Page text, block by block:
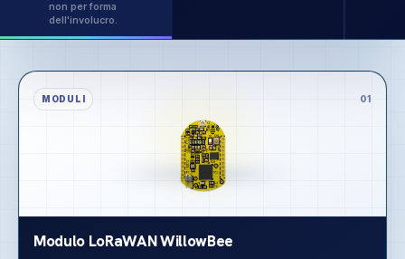
non per forma
dell'involucro.
MODULI 01
Modulo LoRaWAN WillowBee